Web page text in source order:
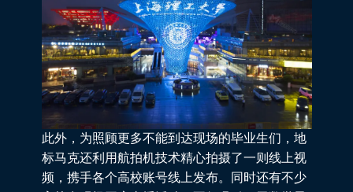
此外，为照顾更多不能到达现场的毕业生们，地
标马克还利用航拍机技术精心拍摄了一则线上视
频，携手各个高校账号线上发布。同时还有不少